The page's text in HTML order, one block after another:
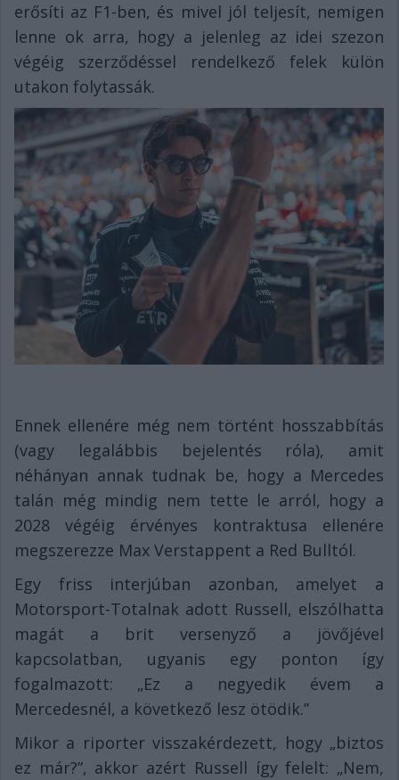
erősíti az F1-ben, és mivel jól teljesít, nemigen
lenne ok arra, hogy a jelenleg az idei szezon
végéig szerződéssel rendelkező felek külön
utakon folytassák.
Ennek ellenére még nem történt hosszabbítás
(vagy legalábbis bejelentés róla), amit
néhányan annak tudnak be, hogy a Mercedes
talán még mindig nem tette le arról, hogy a
2028 végéig érvényes kontraktusa ellenére
megszerezze Max Verstappent a Red Bulltól.
Egy friss interjúban azonban, amelyet a
Motorsport-Totalnak adott Russell, elszólhatta
magát a brit versenyző a jövőjével
kapcsolatban, ugyanis egy ponton így
fogalmazott: „Ez a negyedik évem a
Mercedesnél, a következő lesz ötödik.”
Mikor a riporter visszakérdezett, hogy „biztos
ez már?”, akkor azért Russell így felelt: „Nem,